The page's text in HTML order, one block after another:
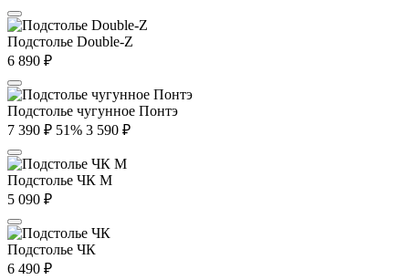
Подстолье Double-Z
6 890 ₽
Подстолье чугунное Понтэ
7 390 ₽ 51% 3 590 ₽
Подстолье ЧК М
5 090 ₽
Подстолье ЧК
6 490 ₽